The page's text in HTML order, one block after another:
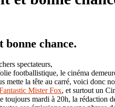
bonne chance.
spectateurs,
footballistique, le cinéma
mette la tête au carré, voici donc
Mister Fox, et surtout un
toujours mardi à 20h, la rédaction